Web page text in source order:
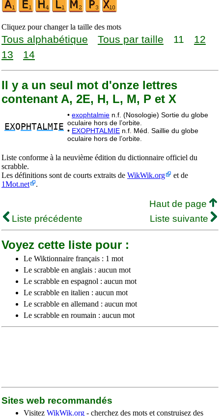
Cliquez pour changer la taille des mots
Tous alphabétique Tous par taille 11
12
13
14
Il y a un seul mot d'onze lettres
contenant A, 2E, H, L, M, P et X
EXO PHTALMI E
• exophtalmie n.f. (Nosologie) Sortie du globe
oculaire hors de l’orbite.
• EXOPHTALMIE n.f. Méd. Saillie du globe
oculaire hors de l’orbite.
Liste conforme à la neuvième édition du dictionnaire officiel du
scrabble.
Les définitions sont de courts extraits de WikWik.org
et de
1Mot.net
.
Haut de page
Liste précédente
Liste suivante
Voyez cette liste pour :
Le Wiktionnaire français : 1 mot
Le scrabble en anglais : aucun mot
Le scrabble en espagnol : aucun mot
Le scrabble en italien : aucun mot
Le scrabble en allemand : aucun mot
Le scrabble en roumain : aucun mot
Sites web recommandés
Visitez WikWik.org - cherchez des mots et construisez des